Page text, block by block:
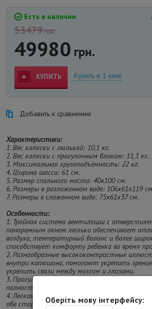
Есть в наличии
53479грн.
49980 грн.
КУПИТЬ Купить в 1 клик
Добавить к сравнению
Характеристики:
1. Вес коляски с люлькой: 10,1 кг.
2. Вес коляски с прогулочным блоком: 11,3 кг.
3. Максимальная грузоподъёмность: 22 кг.
4. Ширина шасси: 61 см.
5. Размер спального места: 40х100 см.
6. Размеры в разложенном виде: 106х61х119
7. Размеры в сложенном виде: 75х61х37 см.
Особенности:
1. Тройная система вентиляции с
панорамным окном люльки обеспечивает
воздуха, температурный баланс и более
способствует комфорту ребенка во время
2. Разнообразные высококонтрастные
внутри капюшона, помогают укрепить
укрепить связи между мозгом и глазами.
3. Прогулочное сиденье можно наклонять в 3
полностью горизонтальное для сна и
4. Легкая алюминиевая рама компактно
обе стороны.Оберіть мову інтерфейсу: